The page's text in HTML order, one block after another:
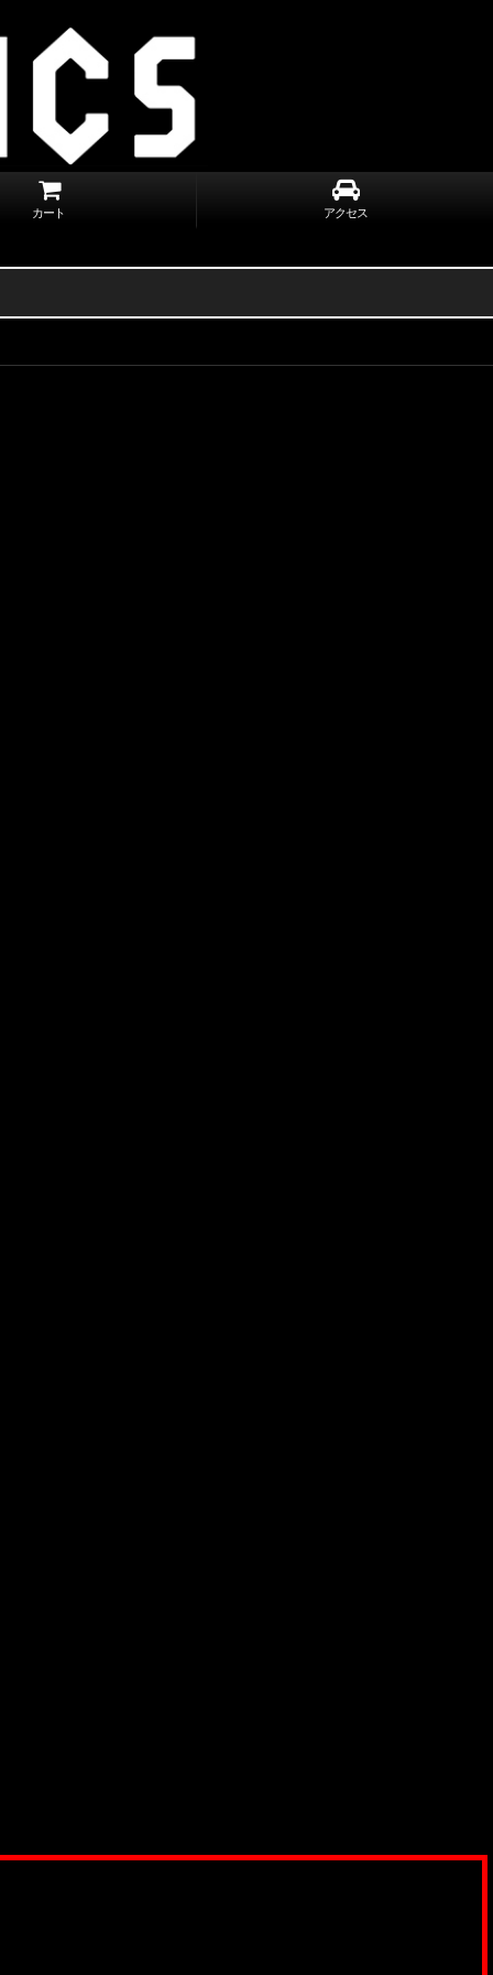
カート アクセス